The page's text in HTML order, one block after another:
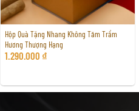
Hộp Quà Tặng Nhang Không Tăm Trầm
Hương Thượng Hạng
1.290.000 ₫